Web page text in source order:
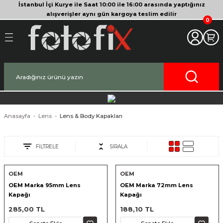
İstanbul İçi Kurye ile Saat 10:00 ile 16:00 arasında yaptığınız
alışverişler aynı gün kargoya teslim edilir
Geri Dön
Makinesi
Geri Dön
Geri Dön
Kameralar
Aksesuarları
Geri Dön
Geri Dön
Aksesuarları
Geri Dön
Geri Dön
Tripodları
Tripodlar
Geri Dön
Geri Dön
ve Tüyler
Geri Dön
Geri Dön
0
Anasayfa Lens Lens & Body Kapakları
FİLTRELE SIRALA
OEM
OEM Marka 95mm Lens
Kapağı
285,00 TL
OEM
OEM Marka 72mm Lens
Kapağı
188,10 TL